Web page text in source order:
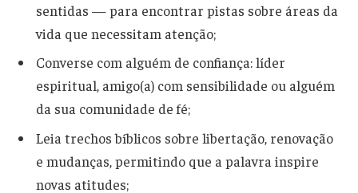
sentidas — para encontrar pistas sobre áreas da
vida que necessitam atenção;
Converse com alguém de confiança: líder
espiritual, amigo(a) com sensibilidade ou alguém
da sua comunidade de fé;
Leia trechos bíblicos sobre libertação, renovação
e mudanças, permitindo que a palavra inspire
novas atitudes;